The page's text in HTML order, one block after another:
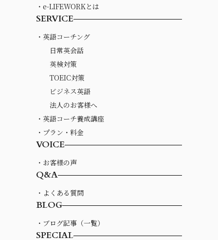
・e-LIFEWORKとは
SERVICE
・英語コーチング
日常英会話
英検対策
TOEIC対策
ビジネス英語
法人のお客様へ
・英語コーチ養成講座
・プラン・料金
VOICE
・お客様の声
Q&A
・よくある質問
BLOG
・ブログ記事（一覧）
SPECIAL